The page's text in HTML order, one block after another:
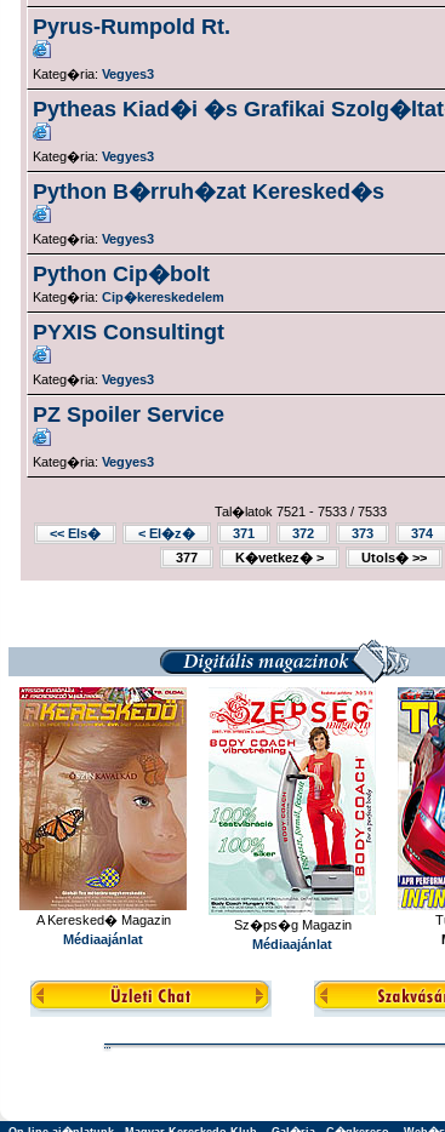
Pyrus-Rumpold Rt.
Kateg�ria: Vegyes3
Pytheas Kiad�i �s Grafikai
Kateg�ria: Vegyes3
Python B�rruh�zat Keresked�s
Kateg�ria: Vegyes3
Python Cip�bolt
Kateg�ria: Cip�kereskedelem
PYXIS Consultingt
Kateg�ria: Vegyes3
PZ Spoiler Service
Kateg�ria: Vegyes3
Tal�latok 7521 - 7533 / 7533
<< Els�
< El�z� 371 372 373 374
377
K�vetkez� > Utols� >>
A Keresked� Magazin
Médiaajánlat
Sz�ps�g Magazin
Médiaajánlat